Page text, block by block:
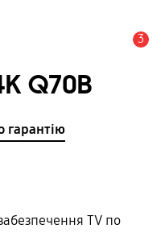
3
Q70B
гарантію
TV по